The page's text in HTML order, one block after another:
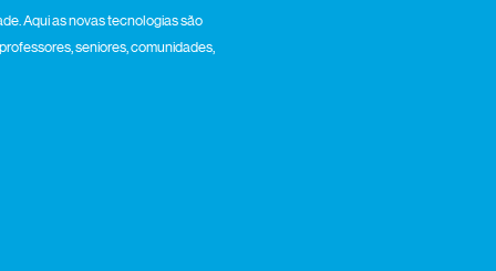
Aqui as novas tecnologias são
seniores, comunidades,